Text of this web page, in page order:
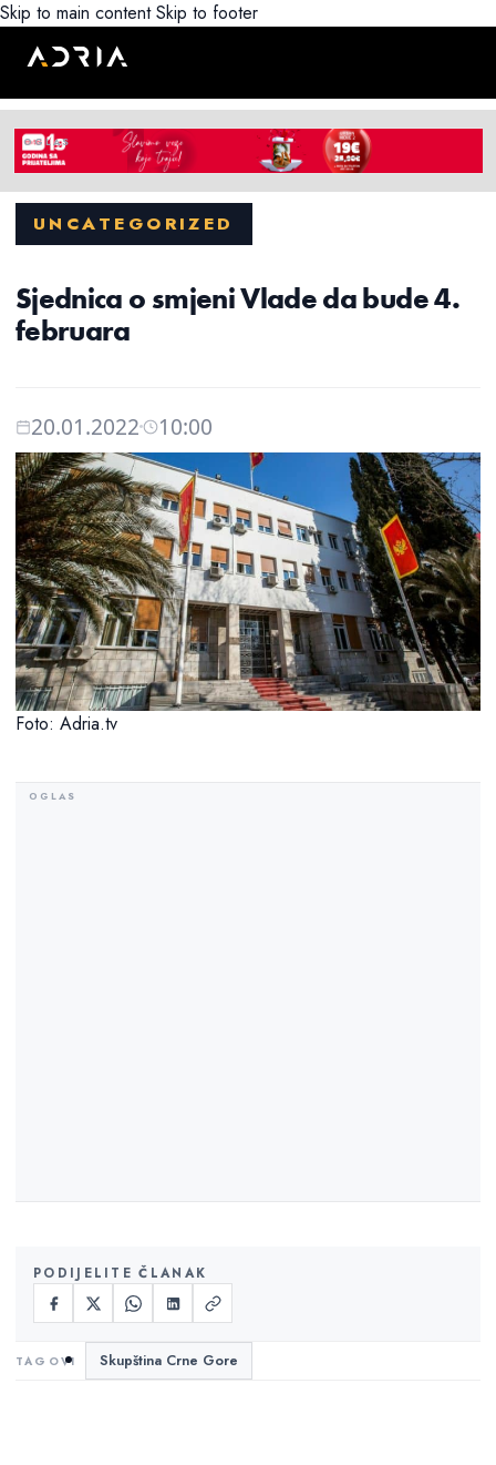
Skip to main content Skip to footer
UNCATEGORIZED
Sjednica o smjeni Vlade da bude 4.
februara
20.01.2022 10:00
Foto: Adria.tv
PODIJELITE ČLANAK
Skupština Crne Gore